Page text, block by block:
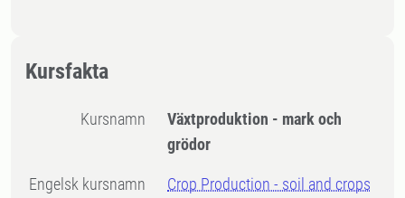
Kursfakta
Kursnamn
Växtproduktion - mark och
grödor
Engelsk kursnamn Crop Production - soil and crops